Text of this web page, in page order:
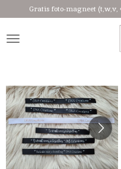
de
Gratis foto-magneet (t,w,v,